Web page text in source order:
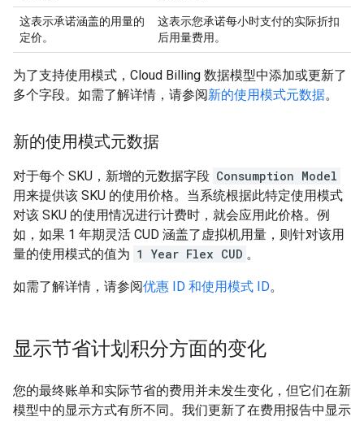
这表示承诺涵盖的用量的
定价。
这表示您承诺每小时支付的实际折扣
后用量费用。
为了支持使用模式，Cloud Billing 数据模型中添加或更新了
多个字段。如需了解详情，请参阅新的使用模式元数据。
新的使用模式元数据
对于每个 SKU，新增的元数据字段 Consumption Model
用来提供该 SKU 的使用价格。当系统根据此特定使用模式
对该 SKU 的使用情况进行计费时，就会应用此价格。例
如，如果 1 年期灵活 CUD 涵盖了虚拟机用量，则针对该用
量的使用模式的值为 1 Year Flex CUD 。
如需了解详情，请参阅优惠 ID 和使用模式 ID。
显示节省计划积分方面的变化
您的最终账单和实际节省的费用并未发生变化，但它们在新
模型中的显示方式有所不同。我们更新了在费用报告中显示